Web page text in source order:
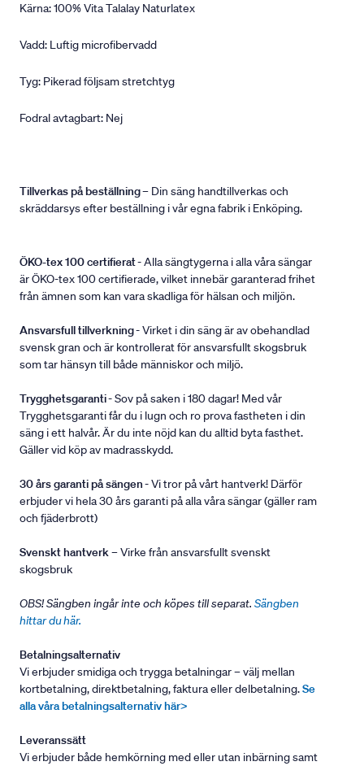
Kärna: 100% Vita Talalay Naturlatex
Vadd: Luftig microfibervadd
Tyg: Pikerad följsam stretchtyg
Fodral avtagbart: Nej
Tillverkas på beställning– Din säng handtillverkas och
skräddarsys efter beställning i vår egna fabrik i Enköping.
ÖKO-tex 100 certifierat- Alla sängtygerna i alla våra sängar
är ÖKO-tex 100 certifierade, vilket innebär garanterad frihet
från ämnen som kan vara skadliga för hälsan och miljön.
Ansvarsfull tillverkning- Virket i din säng är av obehandlad
svensk gran och är kontrollerat för ansvarsfullt skogsbruk
som tar hänsyn till både människor och miljö.
Trygghetsgaranti- Sov på saken i 180 dagar! Med vår
Trygghetsgaranti får du i lugn och ro prova fastheten i din
säng i ett halvår. Är du inte nöjd kan du alltid byta fasthet.
Gäller vid köp av madrasskydd.
30 års garanti på sängen- Vi tror på vårt hantverk! Därför
erbjuder vi hela 30 års garanti på alla våra sängar (gäller ram
och fjäderbrott)
Svenskt hantverk– Virke från ansvarsfullt svenskt
skogsbruk
OBS! Sängben ingår inte och köpes till separat. Sängben
hittar du här.
Betalningsalternativ
Vi erbjuder smidiga och trygga betalningar – välj mellan
kortbetalning, direktbetalning, faktura eller delbetalning.Se
alla våra betalningsalternativ här>
Leveranssätt
Vi erbjuder både hemkörning med eller utan inbärning samt